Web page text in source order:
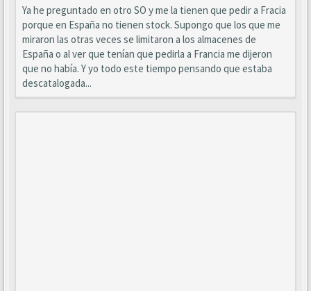
Ya he preguntado en otro SO y me la tienen que pedir a Fracia
porque en España no tienen stock. Supongo que los que me
miraron las otras veces se limitaron a los almacenes de
España o al ver que tenían que pedirla a Francia me dijeron
que no había. Y yo todo este tiempo pensando que estaba
descatalogada...